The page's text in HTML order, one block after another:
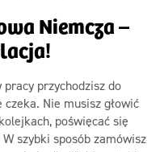
Niemcza –
przychodzisz do
Nie musisz głowić
poświęcać się
szybki sposób zamówisz